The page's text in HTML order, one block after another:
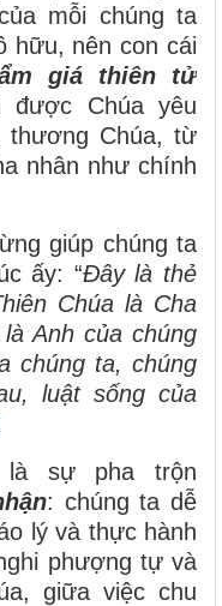
mỗi chúng ta
hữu, nên con cái
giá thiên tử
Chúa yêu
thương Chúa, từ
nhân như chính
giúp chúng ta
ấy: “Đây là thẻ
Chúa là Cha
Anh của chúng
chúng ta, chúng
luật sống của
sự pha trộn
: chúng ta dễ
lý và thực hành
phượng tự và
giữa việc chu